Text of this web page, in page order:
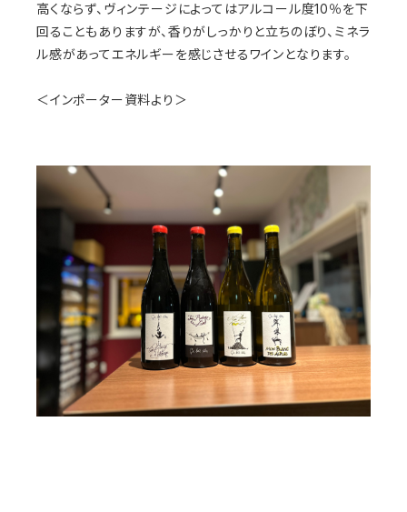
高くならず、ヴィンテージによってはアルコール度10％を下
回ることもありますが、香りがしっかりと立ちのぼり、ミネラ
ル感があってエネルギーを感じさせるワインとなります。
＜インポーター資料より＞